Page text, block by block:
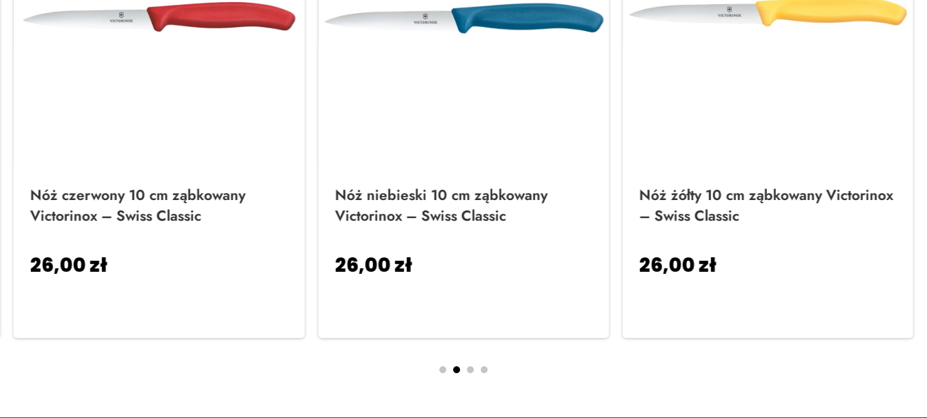
Nóż czerwony 10 cm ząbkowany
Victorinox – Swiss Classic
26,00zł
Nóż niebieski 10 cm ząbkowany
Victorinox – Swiss Classic
26,00zł
Nóż żółty 10 cm ząbkowany Victorinox
– Swiss Classic
26,00zł